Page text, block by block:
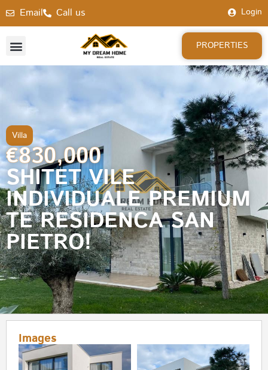
Email Call us Login
PROPERTIES
Villa
€830,000
SHITET VILE
INDIVIDUALE PREMIUM
TE RESIDENCA SAN
PIETRO!
Images